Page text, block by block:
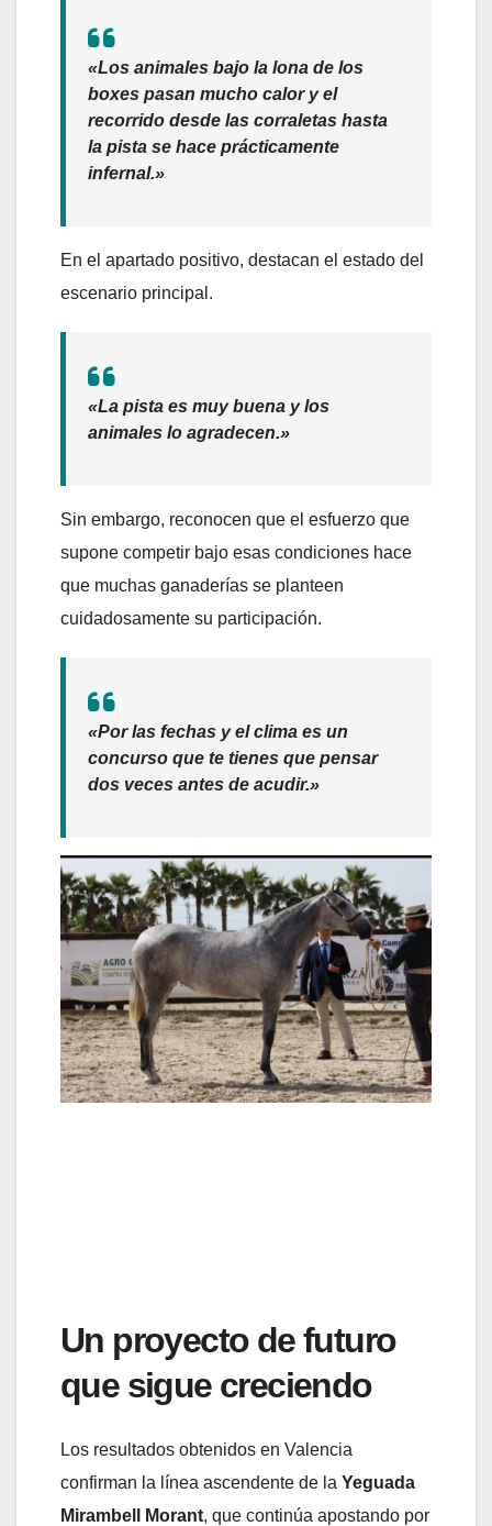
«Los animales bajo la lona de los
boxes pasan mucho calor y el
recorrido desde las corraletas hasta
la pista se hace prácticamente
infernal.»
En el apartado positivo, destacan el estado del
escenario principal.
«La pista es muy buena y los
animales lo agradecen.»
Sin embargo, reconocen que el esfuerzo que
supone competir bajo esas condiciones hace
que muchas ganaderías se planteen
cuidadosamente su participación.
«Por las fechas y el clima es un
concurso que te tienes que pensar
dos veces antes de acudir.»
Un proyecto de futuro
que sigue creciendo
Los resultados obtenidos en Valencia
confirman la línea ascendente de la Yeguada
Mirambell Morant, que continúa apostando por